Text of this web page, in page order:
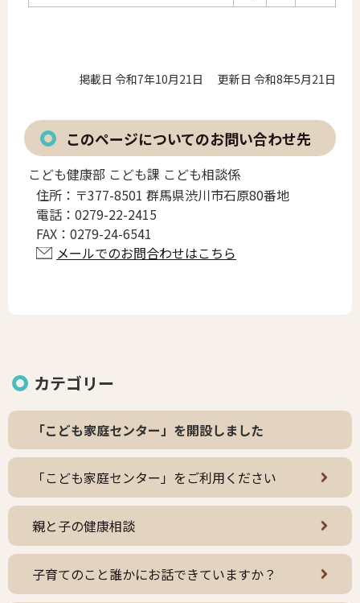
掲載日 令和7年10月21日 更新日 令和8年5月21日
このページについてのお問い合わせ先
こども健康部 こども課 こども相談係
住所： 〒377-8501 群馬県渋川市石原80番地
電話： 0279-22-2415
FAX： 0279-24-6541
メールでのお問合わせはこちら
カテゴリー
「こども家庭センター」を開設しました
「こども家庭センター」をご利用ください
親と子の健康相談
子育てのこと誰かにお話できていますか？